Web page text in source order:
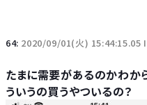
64: 2020/09/01(火) 15:44:15.05
たまに需要があるのかわか
ういうの買うやついるの？